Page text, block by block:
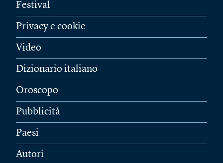
Festival
Privacy e cookie
Video
Dizionario italiano
Oroscopo
Pubblicità
Paesi
Autori